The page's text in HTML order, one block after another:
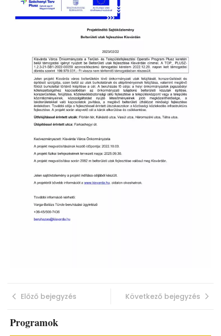
Előző bejegyzés Következő bejegyzés
Programok